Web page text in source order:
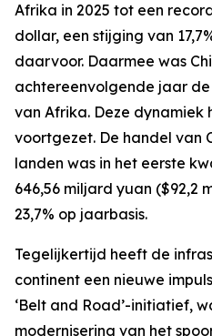
Afrika in 2025 tot een
dollar, een stijging van
daarvoor. Daarmee was
achtereenvolgende jaar
van Afrika. Deze dynamiek
voortgezet. De handel van
landen was in het eerste
646,56 miljard yuan ($92,2
23,7% op jaarbasis.
Tegelijkertijd heeft de
continent een nieuwe
‘Belt and Road’-initiatief,
modernisering van het